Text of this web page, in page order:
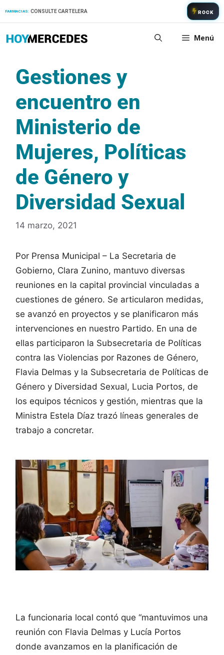
FARMACIAS: CONSULTE CARTELERA ROCK
Menú
Gestiones y
encuentro en
Ministerio de
Mujeres, Políticas
de Género y
Diversidad Sexual
14 marzo, 2021
Por Prensa Municipal – La Secretaria de
Gobierno, Clara Zunino, mantuvo diversas
reuniones en la capital provincial vinculadas a
cuestiones de género. Se articularon medidas,
se avanzó en proyectos y se planificaron más
intervenciones en nuestro Partido. En una de
ellas participaron la Subsecretaria de Políticas
contra las Violencias por Razones de Género,
Flavia Delmas y la Subsecretaria de Políticas de
Género y Diversidad Sexual, Lucia Portos, de
los equipos técnicos y gestión, mientras que la
Ministra Estela Díaz trazó líneas generales de
trabajo a concretar.
La funcionaria local contó que “mantuvimos una
reunión con Flavia Delmas y Lucía Portos
donde avanzamos en la planificación de